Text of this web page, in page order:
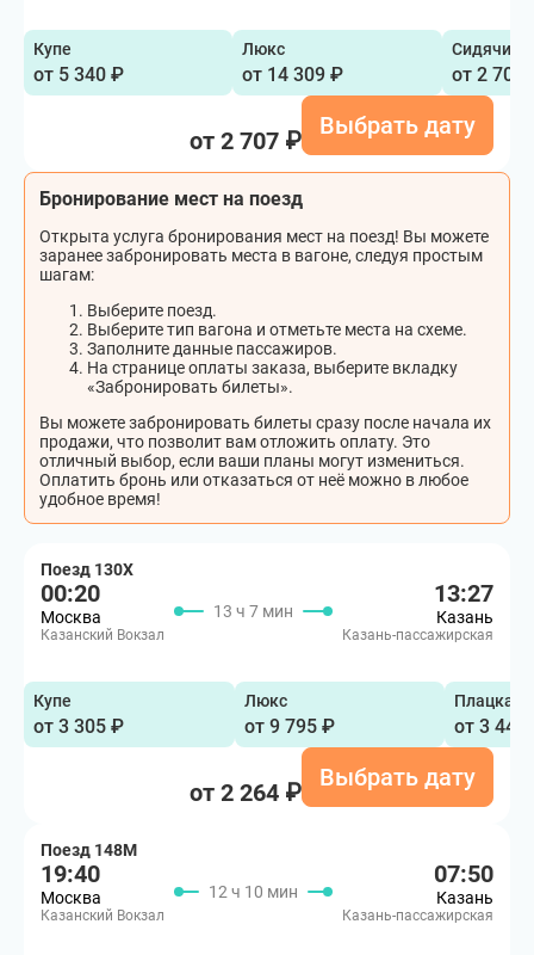
Купе
от 5 340 ₽
Люкс
от 14 309 ₽
Сидячий
от 2 707
от 2 707 ₽
Выбрать дату
Бронирование мест на поезд
Открыта услуга бронирования мест на поезд! Вы можете
заранее забронировать места в вагоне, следуя простым
шагам:
Выберите поезд.
Выберите тип вагона и отметьте места на схеме.
Заполните данные пассажиров.
На странице оплаты заказа, выберите вкладку
«Забронировать билеты».
Вы можете забронировать билеты сразу после начала их
продажи, что позволит вам отложить оплату. Это
отличный выбор, если ваши планы могут измениться.
Оплатить бронь или отказаться от неё можно в любое
удобное время!
Поезд 130Х
00:20
Москва
Казанский Вокзал
13 ч 7 мин
13:27
Казань
Казань-пассажирская
Купе
от 3 305 ₽
Люкс
от 9 795 ₽
Плацкарт
от 3 448
от 2 264 ₽
Выбрать дату
Поезд 148М
19:40
Москва
Казанский Вокзал
12 ч 10 мин
07:50
Казань
Казань-пассажирская